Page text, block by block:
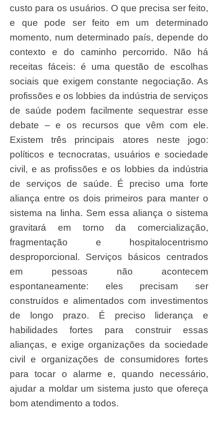
custo para os usuários. O que precisa ser feito,
e que pode ser feito em um determinado
momento, num determinado país, depende do
contexto e do caminho percorrido. Não há
receitas fáceis: é uma questão de escolhas
sociais que exigem constante negociação. As
profissões e os lobbies da indústria de serviços
de saúde podem facilmente sequestrar esse
debate – e os recursos que vêm com ele.
Existem três principais atores neste jogo:
políticos e tecnocratas, usuários e sociedade
civil, e as profissões e os lobbies da indústria
de serviços de saúde. É preciso uma forte
aliança entre os dois primeiros para manter o
sistema na linha. Sem essa aliança o sistema
gravitará em torno da comercialização,
fragmentação e hospitalocentrismo
desproporcional. Serviços básicos centrados
em pessoas não acontecem
espontaneamente: eles precisam ser
construídos e alimentados com investimentos
de longo prazo. É preciso liderança e
habilidades fortes para construir essas
alianças, e exige organizações da sociedade
civil e organizações de consumidores fortes
para tocar o alarme e, quando necessário,
ajudar a moldar um sistema justo que ofereça
bom atendimento a todos.